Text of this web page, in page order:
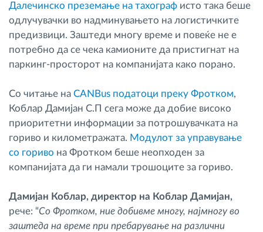
Далечинско преземање на тахограф исто така беше
одлучувачки во надминувањето на логистичките
предизвици. Заштеди многу време и повеќе не е
потребно да се чека камионите да пристигнат на
паркинг-просторот на компанијата како порано.
Со читање на CANBus податоци преку Фротком,
Коблар Дамијан С.П сега може да добие високо
приоритетни информации за потрошувачката на
гориво и километражата. Модулот за управување
со гориво на Фротком беше неопходен за
компанијата да ги намали трошоците за гориво.
Дамијан Коблар, директор на Коблар Дамијан,
рече: “Со Фротком, ние добивме многу, најмногу во
заштеда на време при пребарување на различни